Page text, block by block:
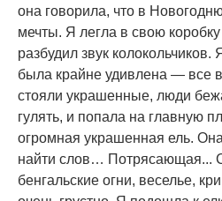
она говорила, что в
мечты. Я легла в свою
разбудил звук
была крайне удивлена — все
стояли украшенные, люди
гулять, и попала на главную
огромная украшенная ель.
найти слов… Потрясающая...
бенгальские огни, веселье,